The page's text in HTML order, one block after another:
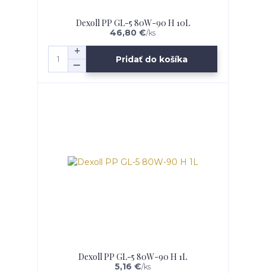
Dexoll PP GL-5 80W-90 H 10L
46,80 €/ks
Pridať do košíka
Dexoll PP GL-5 80W-90 H 1L
5,16 €/ks